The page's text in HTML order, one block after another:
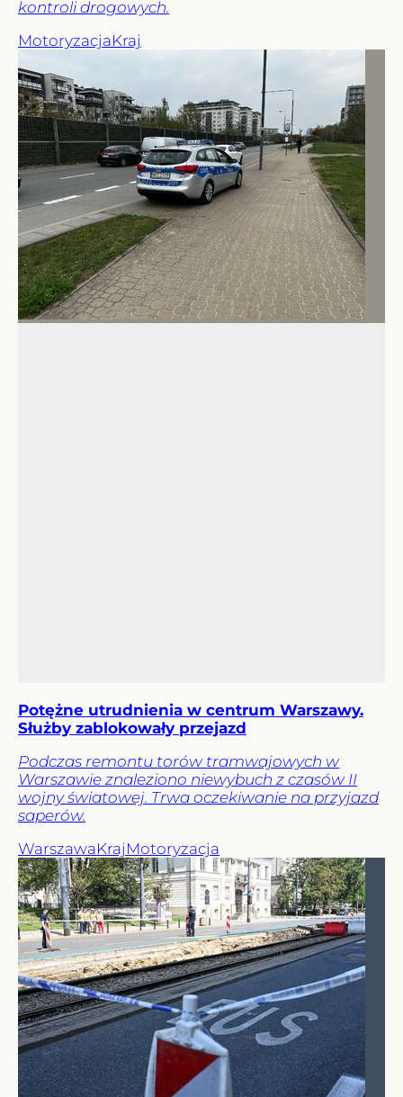
kontroli drogowych.
MotoryzacjaKraj
Potężne utrudnienia w centrum Warszawy.
Służby zablokowały przejazd
Podczas remontu torów tramwajowych w
Warszawie znaleziono niewybuch z czasów II
wojny światowej. Trwa oczekiwanie na przyjazd
saperów.
WarszawaKraj Motoryzacja